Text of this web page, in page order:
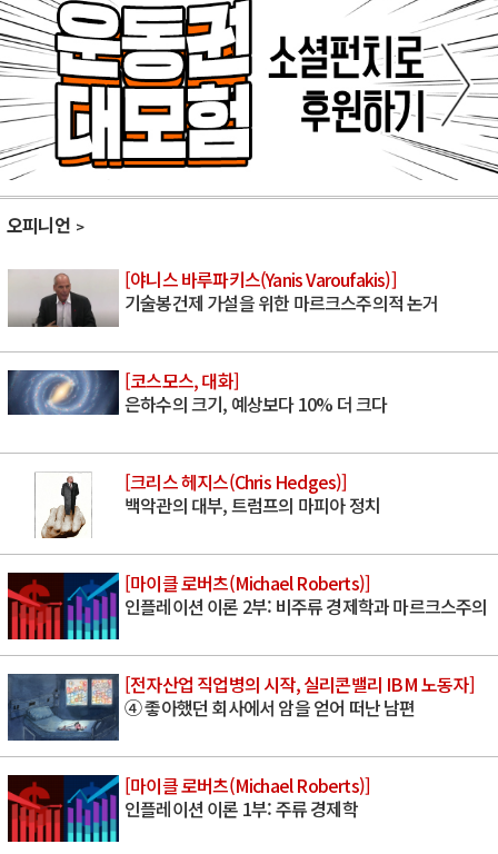
오피니언
[야니스 바루파키스(Yanis Varoufakis)]
기술봉건제 가설을 위한 마르크스주의적 논거
[코스모스, 대화]
은하수의 크기, 예상보다 10% 더 크다
[크리스 헤지스(Chris Hedges)]
백악관의 대부, 트럼프의 마피아 정치
[마이클 로버츠(Michael Roberts)]
인플레이션 이론 2부: 비주류 경제학과 마르크스주의
[전자산업 직업병의 시작, 실리콘밸리 IBM 노동자]
④ 좋아했던 회사에서 암을 얻어 떠난 남편
[마이클 로버츠(Michael Roberts)]
인플레이션 이론 1부: 주류 경제학